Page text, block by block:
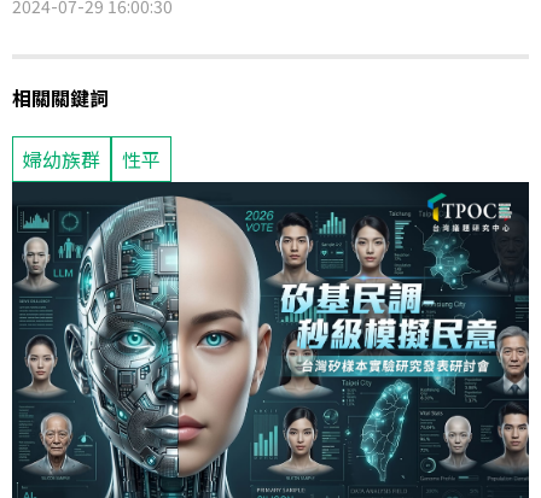
最高
2024-07-29 16:00:30
相關關鍵詞
婦幼族群 性平